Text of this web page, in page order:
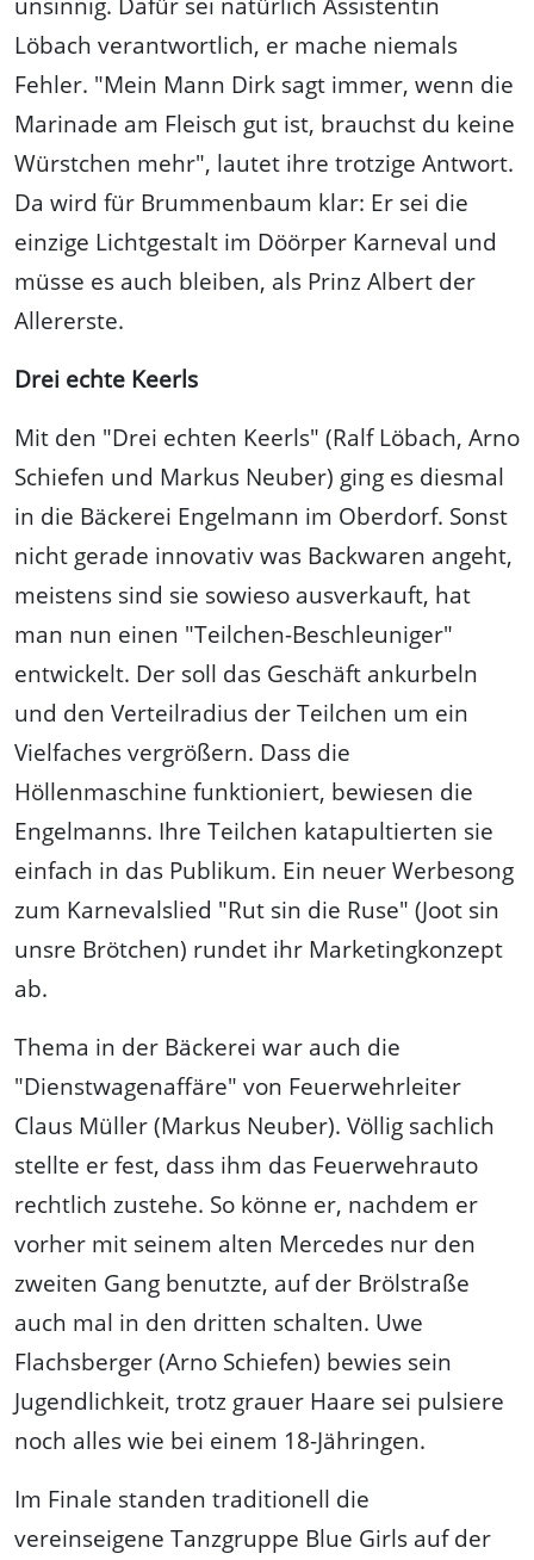
Löbach verantwortlich, er mache niemals
Fehler. "Mein Mann Dirk sagt immer, wenn die
Marinade am Fleisch gut ist, brauchst du keine
Würstchen mehr", lautet ihre trotzige Antwort.
Da wird für Brummenbaum klar: Er sei die
einzige Lichtgestalt im Döörper Karneval und
müsse es auch bleiben, als Prinz Albert der
Allererste.
Drei echte Keerls
Mit den "Drei echten Keerls" (Ralf Löbach, Arno
Schiefen und Markus Neuber) ging es diesmal
in die Bäckerei Engelmann im Oberdorf. Sonst
nicht gerade innovativ was Backwaren angeht,
meistens sind sie sowieso ausverkauft, hat
man nun einen "Teilchen-Beschleuniger"
entwickelt. Der soll das Geschäft ankurbeln
und den Verteilradius der Teilchen um ein
Vielfaches vergrößern. Dass die
Höllenmaschine funktioniert, bewiesen die
Engelmanns. Ihre Teilchen katapultierten sie
einfach in das Publikum. Ein neuer Werbesong
zum Karnevalslied "Rut sin die Ruse" (Joot sin
unsre Brötchen) rundet ihr Marketingkonzept
ab.
Thema in der Bäckerei war auch die
"Dienstwagenaffäre" von Feuerwehrleiter
Claus Müller (Markus Neuber). Völlig sachlich
stellte er fest, dass ihm das Feuerwehrauto
rechtlich zustehe. So könne er, nachdem er
vorher mit seinem alten Mercedes nur den
zweiten Gang benutzte, auf der Brölstraße
auch mal in den dritten schalten. Uwe
Flachsberger (Arno Schiefen) bewies sein
Jugendlichkeit, trotz grauer Haare sei pulsiere
noch alles wie bei einem 18-Jähringen.
Im Finale standen traditionell die
vereinseigene Tanzgruppe Blue Girls auf der